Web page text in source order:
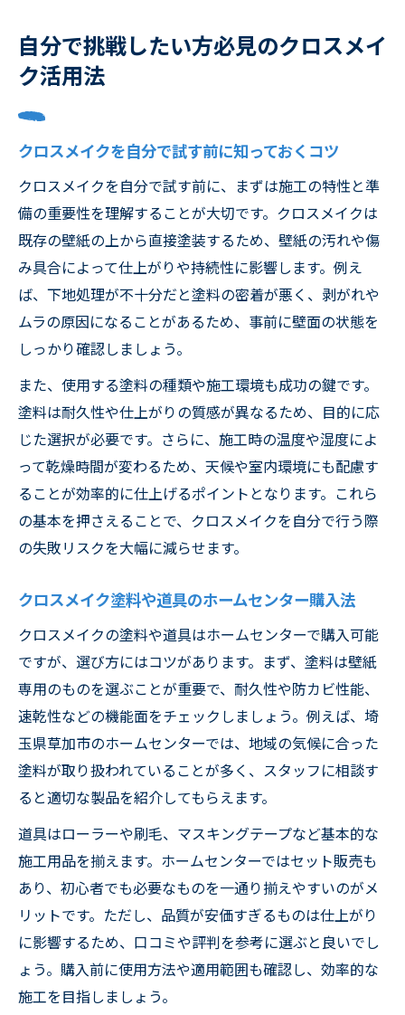
自分で挑戦したい方必見のクロスメイ
ク活用法
クロスメイクを自分で試す前に知っておくコツ
クロスメイクを自分で試す前に、まずは施工の特性と準
備の重要性を理解することが大切です。クロスメイクは
既存の壁紙の上から直接塗装するため、壁紙の汚れや傷
み具合によって仕上がりや持続性に影響します。例え
ば、下地処理が不十分だと塗料の密着が悪く、剥がれや
ムラの原因になることがあるため、事前に壁面の状態を
しっかり確認しましょう。
また、使用する塗料の種類や施工環境も成功の鍵です。
塗料は耐久性や仕上がりの質感が異なるため、目的に応
じた選択が必要です。さらに、施工時の温度や湿度によ
って乾燥時間が変わるため、天候や室内環境にも配慮す
ることが効率的に仕上げるポイントとなります。これら
の基本を押さえることで、クロスメイクを自分で行う際
の失敗リスクを大幅に減らせます。
クロスメイク塗料や道具のホームセンター購入法
クロスメイクの塗料や道具はホームセンターで購入可能
ですが、選び方にはコツがあります。まず、塗料は壁紙
専用のものを選ぶことが重要で、耐久性や防カビ性能、
速乾性などの機能面をチェックしましょう。例えば、埼
玉県草加市のホームセンターでは、地域の気候に合った
塗料が取り扱われていることが多く、スタッフに相談す
ると適切な製品を紹介してもらえます。
道具はローラーや刷毛、マスキングテープなど基本的な
施工用品を揃えます。ホームセンターではセット販売も
あり、初心者でも必要なものを一通り揃えやすいのがメ
リットです。ただし、品質が安価すぎるものは仕上がり
に影響するため、口コミや評判を参考に選ぶと良いでし
ょう。購入前に使用方法や適用範囲も確認し、効率的な
施工を目指しましょう。